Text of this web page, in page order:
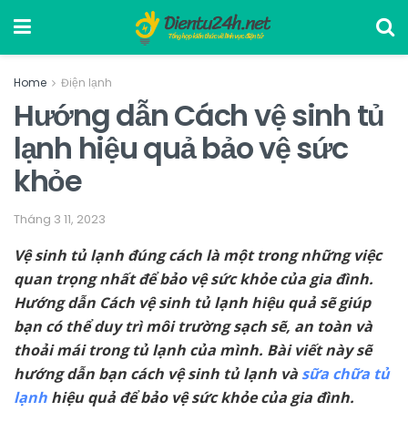
Home Điện lạnh
Hướng dẫn Cách vệ sinh tủ
lạnh hiệu quả bảo vệ sức
khỏe
Tháng 3 11, 2023
Vệ sinh tủ lạnh đúng cách là một trong những việc
quan trọng nhất để bảo vệ sức khỏe của gia đình.
Hướng dẫn Cách vệ sinh tủ lạnh hiệu quả sẽ giúp
bạn có thể duy trì môi trường sạch sẽ, an toàn và
thoải mái trong tủ lạnh của mình. Bài viết này sẽ
hướng dẫn bạn cách vệ sinh tủ lạnh và sữa chữa tủ
lạnh hiệu quả để bảo vệ sức khỏe của gia đình.